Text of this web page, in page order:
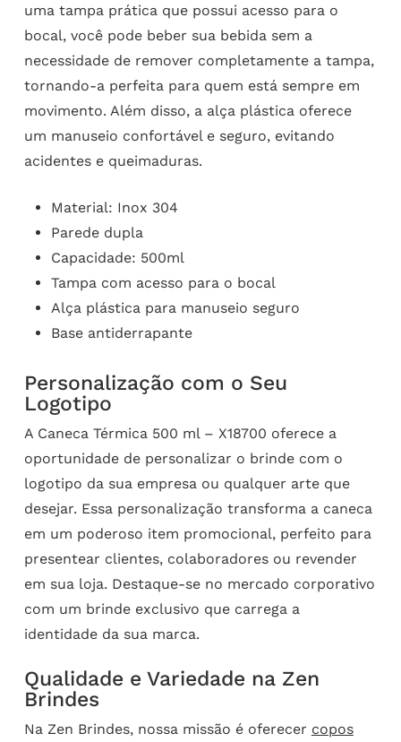
uma tampa prática que possui acesso para o
bocal, você pode beber sua bebida sem a
necessidade de remover completamente a tampa,
tornando-a perfeita para quem está sempre em
movimento. Além disso, a alça plástica oferece
um manuseio confortável e seguro, evitando
acidentes e queimaduras.
Material: Inox 304
Parede dupla
Capacidade: 500ml
Tampa com acesso para o bocal
Alça plástica para manuseio seguro
Base antiderrapante
Personalização com o Seu
Logotipo
A Caneca Térmica 500 ml – X18700 oferece a
oportunidade de personalizar o brinde com o
logotipo da sua empresa ou qualquer arte que
desejar. Essa personalização transforma a caneca
em um poderoso item promocional, perfeito para
presentear clientes, colaboradores ou revender
em sua loja. Destaque-se no mercado corporativo
com um brinde exclusivo que carrega a
identidade da sua marca.
Qualidade e Variedade na Zen
Brindes
Na Zen Brindes, nossa missão é oferecer copos